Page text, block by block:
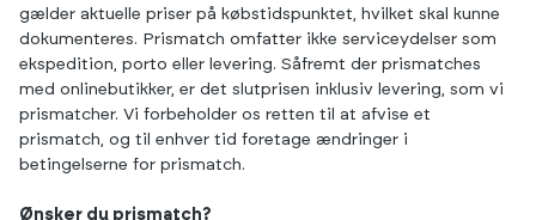
gælder aktuelle priser på købstidspunktet, hvilket skal kunne
dokumenteres. Prismatch omfatter ikke serviceydelser som
ekspedition, porto eller levering. Såfremt der prismatches
med onlinebutikker, er det slutprisen inklusiv levering, som vi
prismatcher. Vi forbeholder os retten til at afvise et
prismatch, og til enhver tid foretage ændringer i
betingelserne for prismatch.
Ønsker du prismatch?